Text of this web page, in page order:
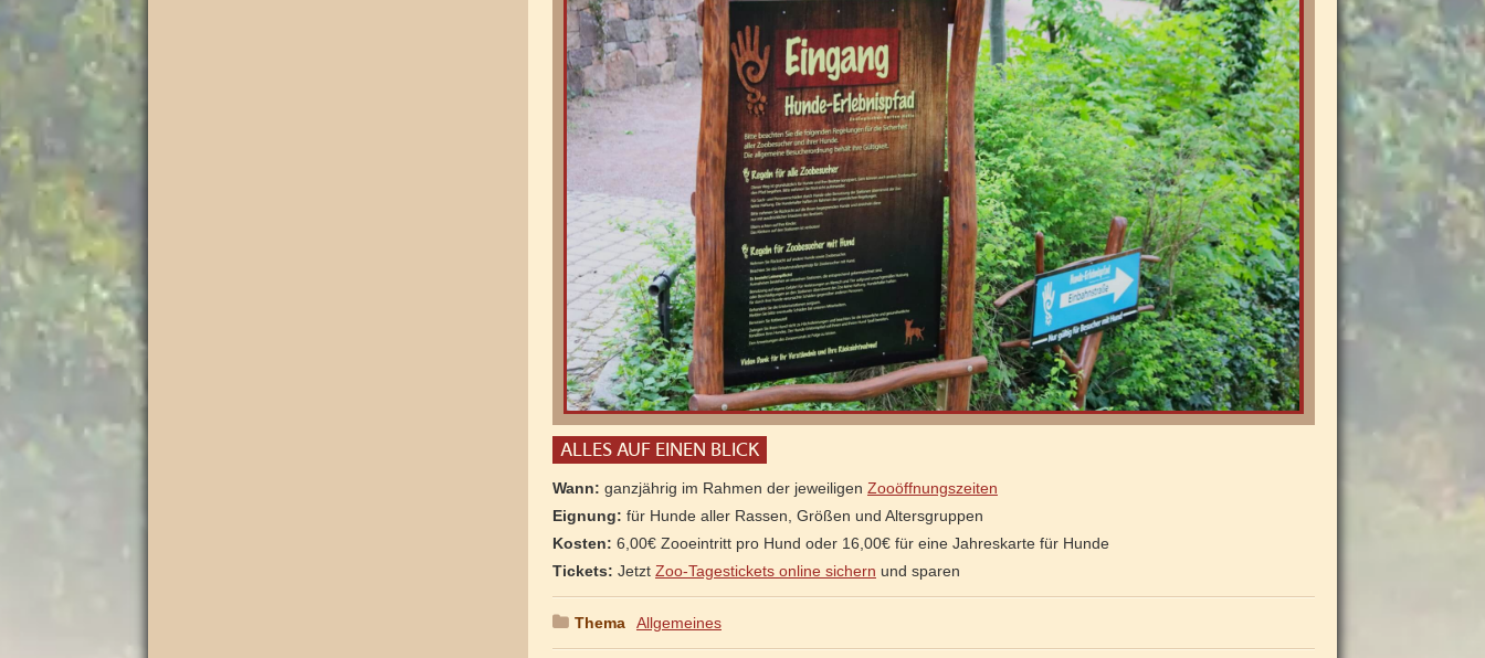
ALLES AUF EINEN BLICK
Wann: ganzjährig im Rahmen der jeweiligen Zooöffnungszeiten
Eignung: für Hunde aller Rassen, Größen und Altersgruppen
Kosten: 6,00€ Zooeintritt pro Hund oder 16,00€ für eine Jahreskarte für Hunde
Tickets: Jetzt Zoo-Tagestickets online sichern und sparen
Thema :Allgemeines